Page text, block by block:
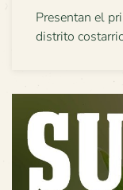
Presentan el
distrito